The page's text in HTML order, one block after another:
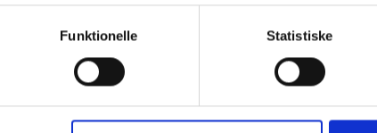
som giver mening for den enkelte af vores kunder.
egne cookies og tredjeparts cookies. Ved at klikke 'Vis
Funktionelle Statistiske